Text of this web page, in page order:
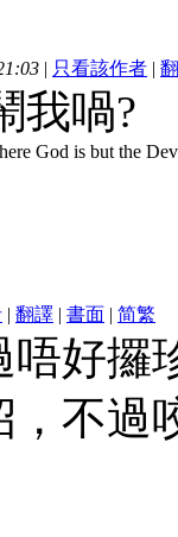
| 只看該作者 |
我喎?
God is but the
| 翻譯 | 書面 | 简繁
唔好攞
，不過